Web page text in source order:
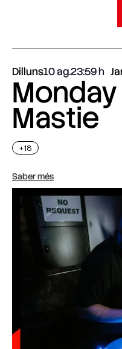
Dilluns10 ag.23:59
Monday
Mastie
+18
Saber més